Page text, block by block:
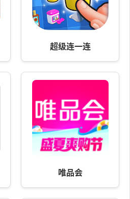
超级连一连
唯品会